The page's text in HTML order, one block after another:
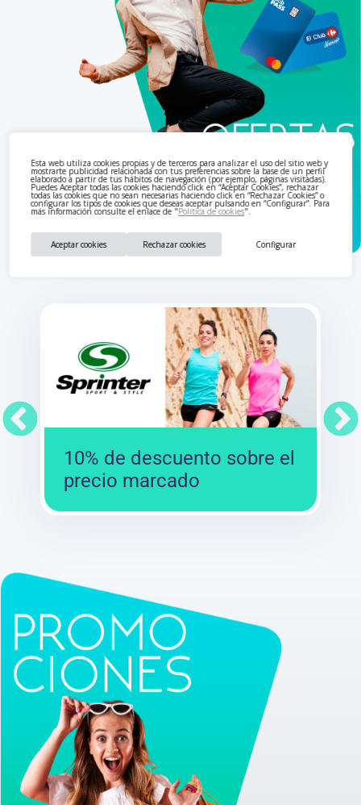
Esta web utiliza cookies propias y de terceros para analizar el uso del sitio web y
mostrarte publicidad relacionada con tus preferencias sobre la base de un perfil
elaborado a partir de tus hábitos de navegación (por ejemplo, páginas visitadas).
Puedes Aceptar todas las cookies haciendo click en “Aceptar Cookies”, rechazar
todas las cookies que no sean necesarias haciendo click en “Rechazar Cookies” o
configurar los tipos de cookies que deseas aceptar pulsando en “Configurar”. Para
más información consulte el enlace de "Política de cookies".
Configurar
Rechazar cookies
Aceptar cookies
10% de descuento sobre el
precio marcado